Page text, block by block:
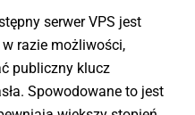
serwer VPS jest
razie możliwości,
publiczny klucz
Spowodowane to jest